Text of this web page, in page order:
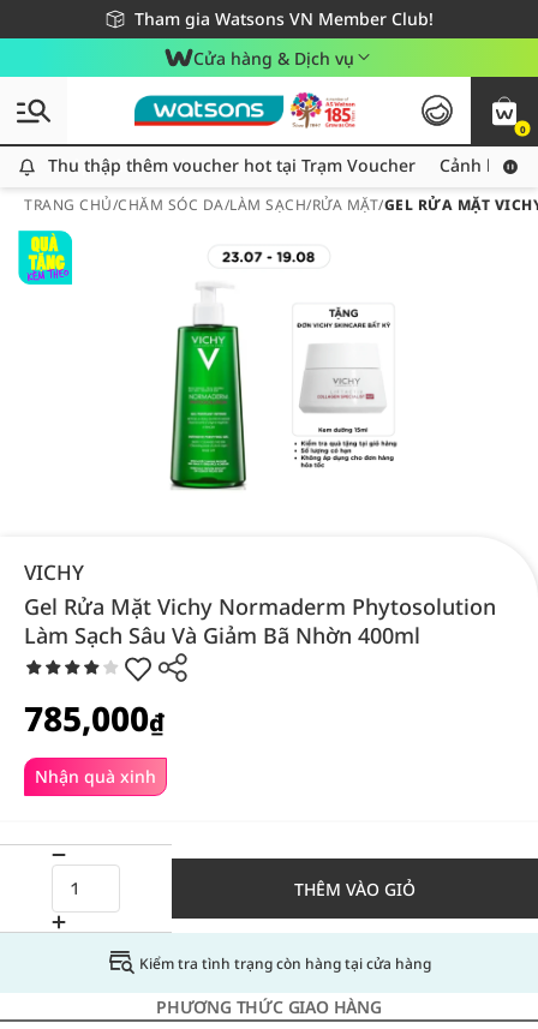
Tham gia Watsons VN Member Club!
Miễn phí giao hàng cho đơn hàng từ 249,000Đ
Giao hàng nhanh 24h - Áp dụng khu vực TP. Hồ Chí Minh
Cửa hàng & Dịch vụ
0
Thu thập thêm voucher hot tại Trạm Voucher
Thu thập thêm voucher hot tại Trạm Voucher Cảnh báo
TRANG CHỦ/CHĂM SÓC DA/LÀM SẠCH/RỬA MẶT/GEL RỬA MẶT
VICHY
Gel Rửa Mặt Vichy Normaderm Phytosolution
Làm Sạch Sâu Và Giảm Bã Nhờn 400ml
Nhận quà xinh
785,000₫
THÊM VÀO GIỎ
Kiểm tra tình trạng còn hàng tại cửa hàng
PHƯƠNG THỨC GIAO HÀNG